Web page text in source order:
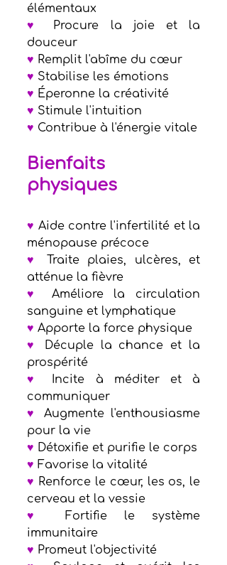
élémentaux
♥
Procure la joie et la
douceur
♥ Remplit l'abîme du cœur
♥
♥ Éperonne la créativité
♥
♥ Contribue à l'énergie vitale
Bienfaits
physiques
♥ Aide contre l'infertilité et la
ménopause précoce
♥
Traite plaies, ulcères, et
atténue la fièvre
♥
Améliore la circulation
sanguine et lymphatique
♥ Apporte la force physique
♥
Décuple la chance et la
prospérité
♥
Incite à méditer et à
communiquer
♥
Augmente l'enthousiasme
pour la vie
♥
♥ Favorise la vitalité
♥ Renforce le cœur, les os, le
cerveau et la vessie
♥
Fortifie le système
immunitaire
♥ Promeut l'objectivité